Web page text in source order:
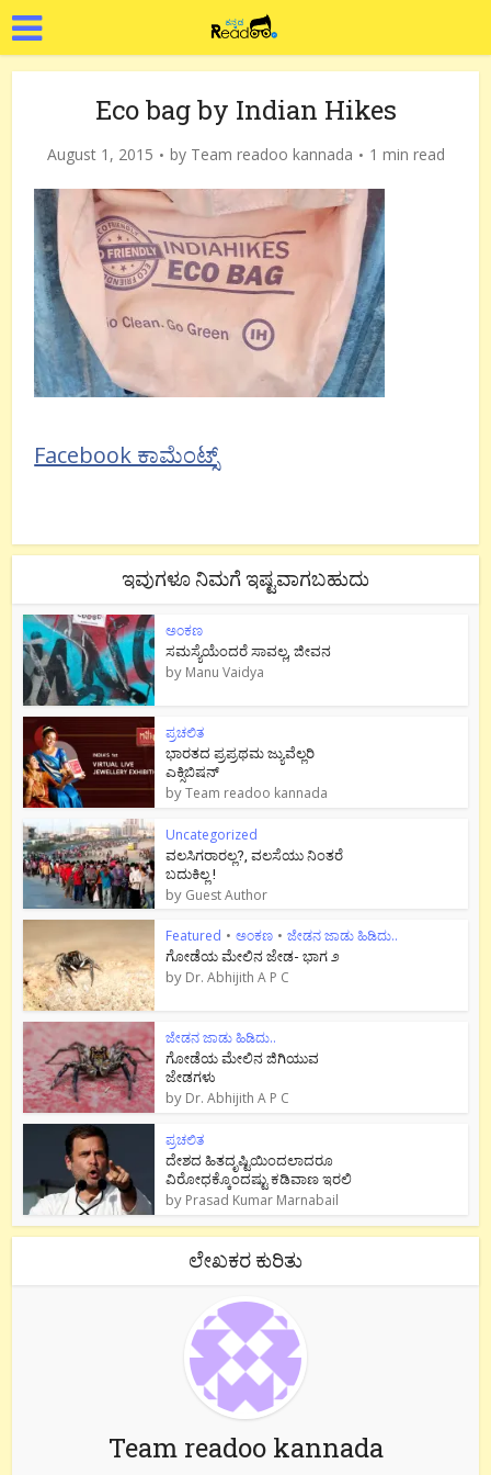
Eco bag by Indian Hikes
August 1, 2015 by Team readoo kannada 1 min read
Facebook ಕಾಮೆಂಟ್ಸ್
ಇವುಗಳೂ ನಿಮಗೆ ಇಷ್ಟವಾಗಬಹುದು
ಅಂಕಣ
ಸಮಸ್ಯೆಯೆಂದರೆ ಸಾವಲ್ಲ, ಜೀವನ
by Manu Vaidya
ಪ್ರಚಲಿತ
ಭಾರತದ ಪ್ರಪ್ರಥಮ ಜ್ಯುವೆಲ್ಲರಿ
ಎಕ್ಸಿಬಿಷನ್
byTeam readoo kannada
Uncategorized
ವಲಸಿಗರಾರಲ್ಲ?, ವಲಸೆಯು ನಿಂತರೆ
ಬದುಕಿಲ್ಲ !
by Guest Author
Featured • ಅಂಕಣ • ಜೇಡನ ಜಾಡು ಹಿಡಿದು..
ಗೋಡೆಯ ಮೇಲಿನ ಜೇಡ- ಭಾಗ ೨
by Dr. Abhijith A P C
ಜೇಡನ ಜಾಡು ಹಿಡಿದು..
ಗೋಡೆಯ ಮೇಲಿನ ಜಿಗಿಯುವ
ಜೇಡಗಳು
by Dr. Abhijith A P C
ಪ್ರಚಲಿತ
ದೇಶದ ಹಿತದೃಷ್ಟಿಯಿಂದಲಾದರೂ
ವಿರೋಧಕ್ಕೊಂದಷ್ಟು ಕಡಿವಾಣ ಇರಲಿ
by Prasad Kumar Marnabail
ಲೇಖಕರ ಕುರಿತು
Team readoo kannada